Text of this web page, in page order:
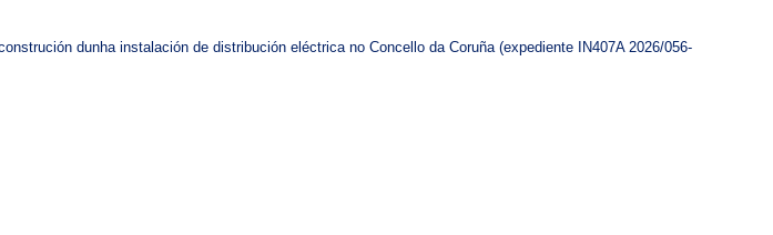
dunha instalación de distribución eléctrica no Concello da Coruña (expediente IN407A 2026/056-